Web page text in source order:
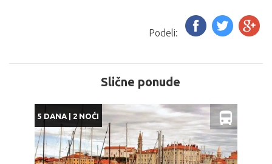
Podeli:
Slične ponude
5 DANA | 2 NOĆI